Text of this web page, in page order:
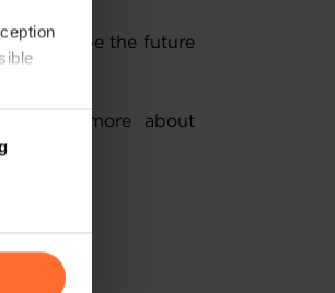
will shape the future
learn more about